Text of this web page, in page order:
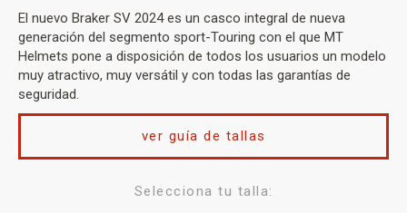
El nuevo Braker SV 2024 es un casco integral de nueva
generación del segmento sport-Touring con el que MT
Helmets pone a disposición de todos los usuarios un modelo
muy atractivo, muy versátil y con todas las garantías de
seguridad.
Selecciona tu talla:
ver guía de tallas